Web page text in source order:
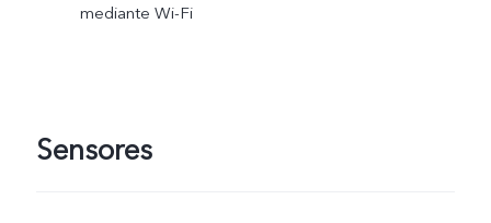
mediante Wi-Fi
Sensores